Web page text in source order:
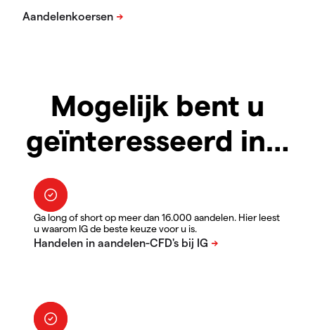
Mogelijk bent u
geïnteresseerd in…
Ga long of short op meer dan 16.000 aandelen. Hier leest
u waarom IG de beste keuze voor u is.